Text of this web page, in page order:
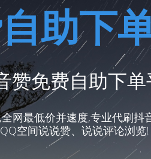
助下
赞免费自助下单
网最低价并速度,专业代刷抖
空间说说赞、说说评论浏览!